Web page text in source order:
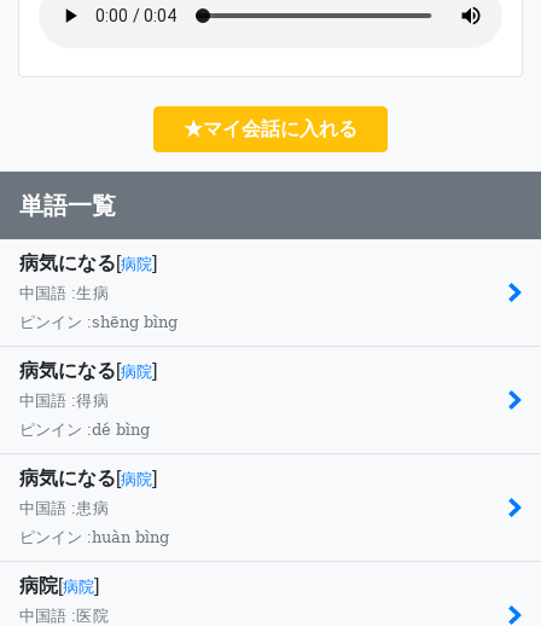
★マイ会話に入れる
単語一覧
病気になる[病院]
中国語 :生病
ピンイン :shēng bìng
病気になる[病院]
中国語 :得病
ピンイン :dé bìng
病気になる[病院]
中国語 :患病
ピンイン :huàn bìng
病院[病院]
中国語 : 医院